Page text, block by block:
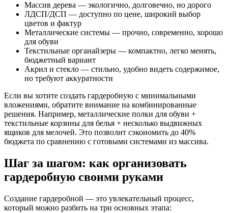
Массив дерева — экологично, долговечно, но дорого
ЛДСП/ДСП — доступно по цене, широкий выбор
цветов и фактур
Металлические системы — прочно, современно, хорошо
для обуви
Текстильные органайзеры — компактно, легко менять,
бюджетный вариант
Акрил и стекло — стильно, удобно видеть содержимое,
но требуют аккуратности
Если вы хотите создать гардеробную с минимальными
вложениями, обратите внимание на комбинированные
решения. Например, металлические полки для обуви +
текстильные корзины для белья + несколько выдвижных
ящиков для мелочей. Это позволит сэкономить до 40%
бюджета по сравнению с готовыми системами из массива.
Шаг за шагом: как организовать
гардеробную своими руками
Создание гардеробной — это увлекательный процесс,
который можно разбить на три основных этапа: